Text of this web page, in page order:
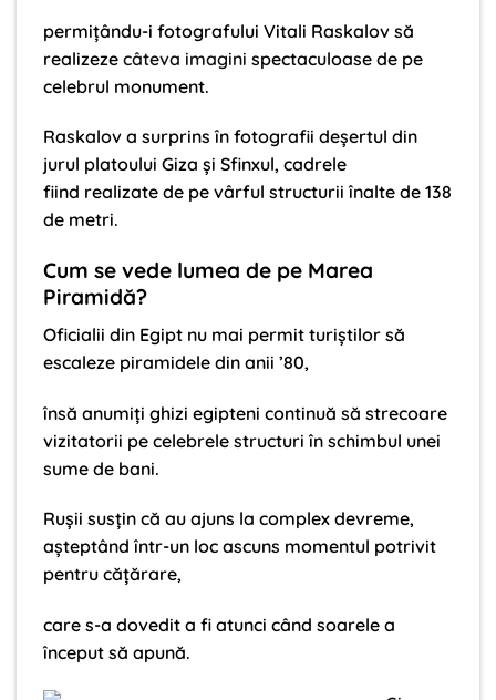
permiţându-i fotografului Vitali Raskalov să
realizeze câteva imagini spectaculoase de pe
celebrul monument.
Raskalov a surprins în fotografii deşertul din
jurul platoului Giza şi Sfinxul, cadrele
fiind realizate de pe vârful structurii înalte de 138
de metri.
Cum se vede lumea de pe Marea
Piramidă?
Oficialii din Egipt nu mai permit turiştilor să
escaleze piramidele din anii ’80,
însă anumiţi ghizi egipteni continuă să strecoare
vizitatorii pe celebrele structuri în schimbul unei
sume de bani.
Ruşii susţin că au ajuns la complex devreme,
aşteptând într-un loc ascuns momentul potrivit
pentru căţărare,
care s-a dovedit a fi atunci când soarele a
început să apună.